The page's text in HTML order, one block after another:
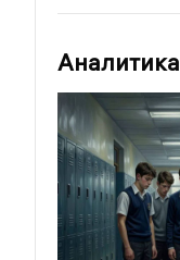
Аналитика